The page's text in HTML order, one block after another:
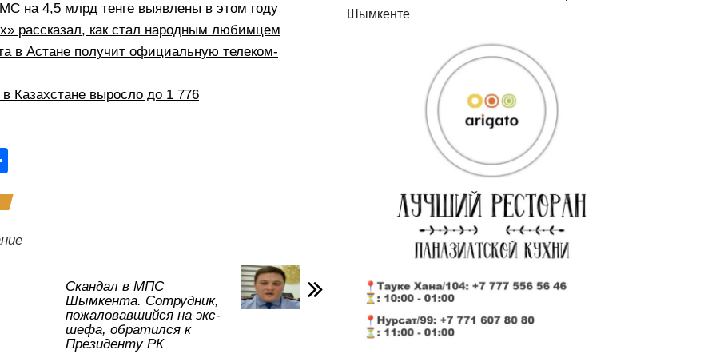
на 4,5 млрд тенге выявлены в этом году
рассказал, как стал народным любимцем
в Астане получит официальную телеком-
Казахстане выросло до 1 776
р
а
Скандал в МПС
Шымкента. Сотрудник,
пожаловавшийся на экс-
шефа, обратился к
Президенту РК
Шымкенте